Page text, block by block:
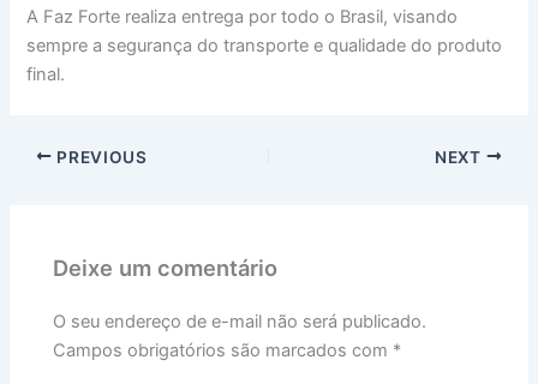
A Faz Forte realiza entrega por todo o Brasil, visando
sempre a segurança do transporte e qualidade do produto
final.
PREVIOUS NEXT
Deixe um comentário
O seu endereço de e-mail não será publicado.
Campos obrigatórios são marcados com *